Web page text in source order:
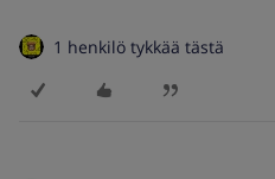
1 henkilö tykkää tästä